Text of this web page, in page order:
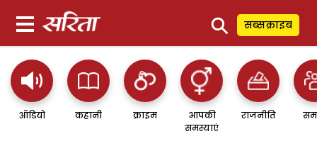
⚲ सब्सक्राइब
ऑडियो कहानी क्राइम
आपकी
समस्याएं
राजनीति